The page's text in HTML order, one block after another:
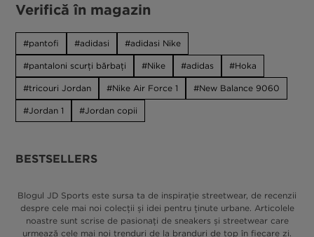
Verifică în magazin
pantofi adidasi adidasi Nike
pantaloni scurți bărbați Nike adidas Hoka
tricouri Jordan Nike Air Force 1 New Balance 9060
Jordan 1 Jordan copii
BESTSELLERS
Blogul JD Sports este sursa ta de inspirație streetwear, de recenzii
despre cele mai noi colecții și idei pentru ținute urbane. Articolele
noastre sunt scrise de pasionați de sneakers și streetwear care
urmează cele mai noi trenduri de la branduri de top în fiecare zi.